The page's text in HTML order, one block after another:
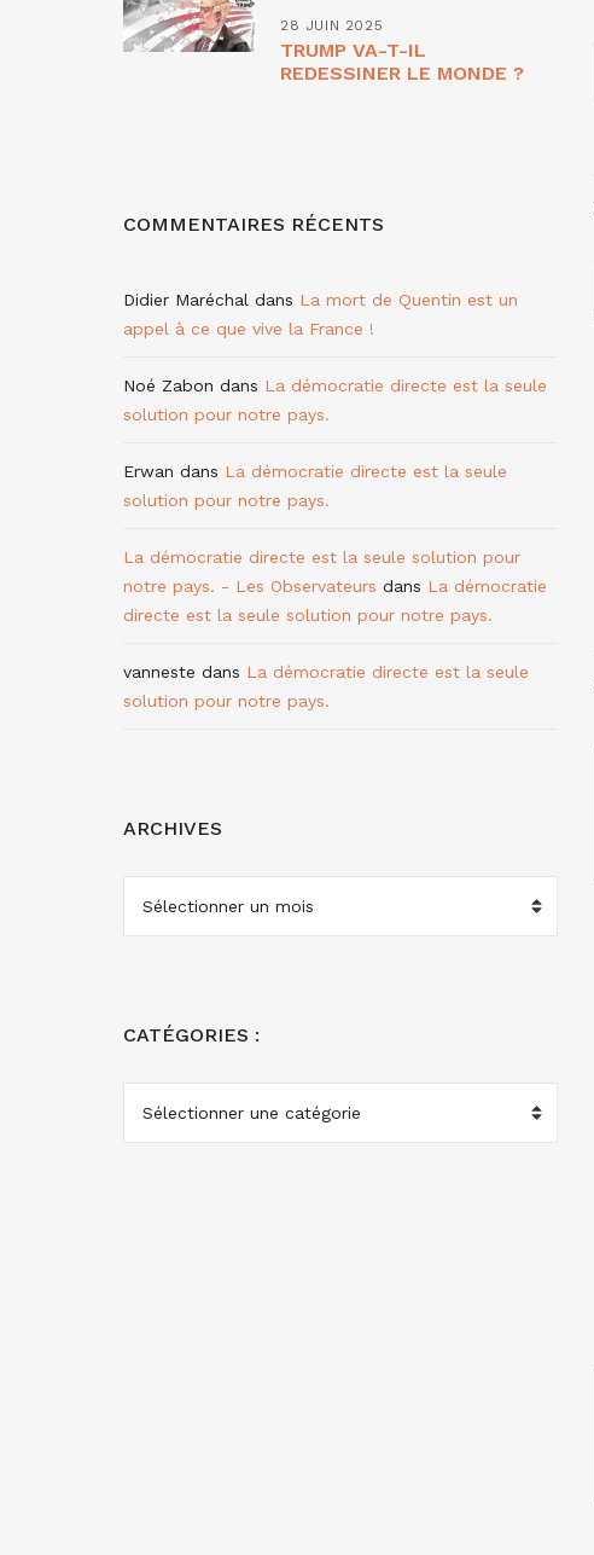
28 JUIN 2025
TRUMP VA-T-IL
REDESSINER LE MONDE ?
COMMENTAIRES RÉCENTS
Didier Maréchal dans La mort de Quentin est un
appel à ce que vive la France !
Noé Zabon dans La démocratie directe est la seule
solution pour notre pays.
Erwan dans La démocratie directe est la seule
solution pour notre pays.
La démocratie directe est la seule solution pour
notre pays. - Les Observateurs dans La démocratie
directe est la seule solution pour notre pays.
vanneste dans La démocratie directe est la seule
solution pour notre pays.
ARCHIVES
ARCHIVES
CATÉGORIES :
CATÉGORIES